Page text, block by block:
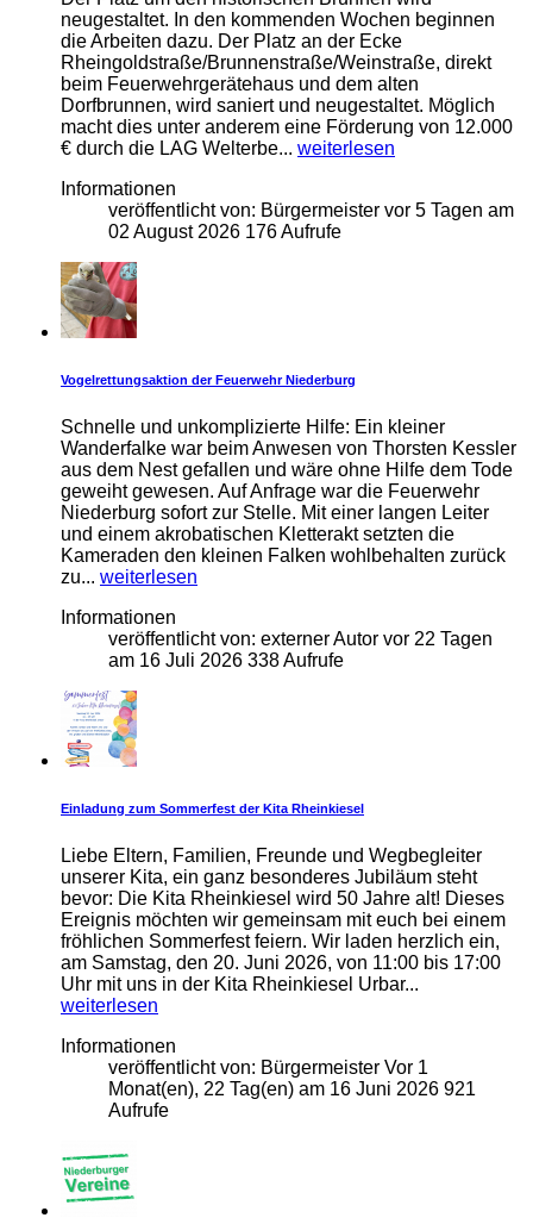
neugestaltet. In den kommenden Wochen beginnen
die Arbeiten dazu. Der Platz an der Ecke
Rheingoldstraße/Brunnenstraße/Weinstraße, direkt
beim Feuerwehrgerätehaus und dem alten
Dorfbrunnen, wird saniert und neugestaltet. Möglich
macht dies unter anderem eine Förderung von 12.000
€ durch die LAG Welterbe... weiterlesen
Informationen
veröffentlicht von: Bürgermeister vor 5 Tagen am
02 August 2026 176 Aufrufe
Vogelrettungsaktion der Feuerwehr Niederburg
Schnelle und unkomplizierte Hilfe: Ein kleiner
Wanderfalke war beim Anwesen von Thorsten Kessler
aus dem Nest gefallen und wäre ohne Hilfe dem Tode
geweiht gewesen. Auf Anfrage war die Feuerwehr
Niederburg sofort zur Stelle. Mit einer langen Leiter
und einem akrobatischen Kletterakt setzten die
Kameraden den kleinen Falken wohlbehalten zurück
zu... weiterlesen
Informationen
veröffentlicht von: externer Autor vor 22 Tagen
am 16 Juli 2026 338 Aufrufe
Einladung zum Sommerfest der Kita Rheinkiesel
Liebe Eltern, Familien, Freunde und Wegbegleiter
unserer Kita, ein ganz besonderes Jubiläum steht
bevor: Die Kita Rheinkiesel wird 50 Jahre alt! Dieses
Ereignis möchten wir gemeinsam mit euch bei einem
fröhlichen Sommerfest feiern. Wir laden herzlich ein,
am Samstag, den 20. Juni 2026, von 11:00 bis 17:00
Uhr mit uns in der Kita Rheinkiesel Urbar...
weiterlesen
Informationen
veröffentlicht von: Bürgermeister Vor 1
Monat(en), 22 Tag(en) am 16 Juni 2026 921
Aufrufe